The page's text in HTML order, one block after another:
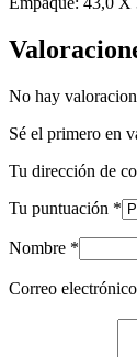
No hay
Sé el primero en
Tu dirección de
Tu puntuación *
Nombre *
Correo electrónico